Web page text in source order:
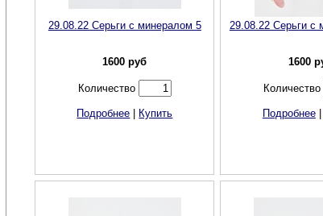
29.08.22 Серьги с минералом 5
1600 руб
Количество
Подробнее Купить
29.08.22 Серьги с
1600
Количество
Подробнее|